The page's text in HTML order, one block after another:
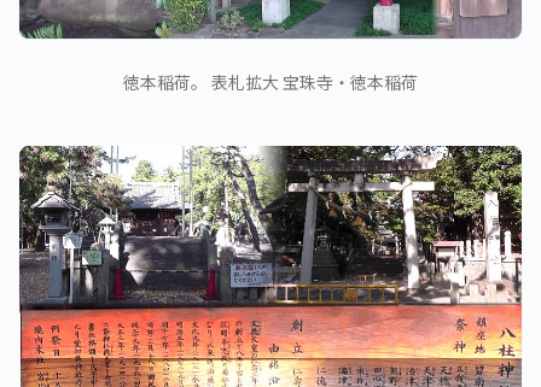
徳本稲荷。 表札拡大 宝珠寺・徳本稲荷